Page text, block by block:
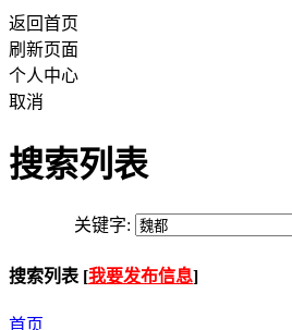
返回首页
刷新页面
个人中心
取消
搜索列表
关键字:
搜索列表 [我要发布信息]
首页